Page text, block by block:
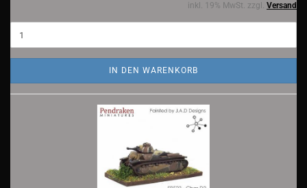
inkl. 19% MwSt. zzgl. Versand
IN DEN WARENKORB